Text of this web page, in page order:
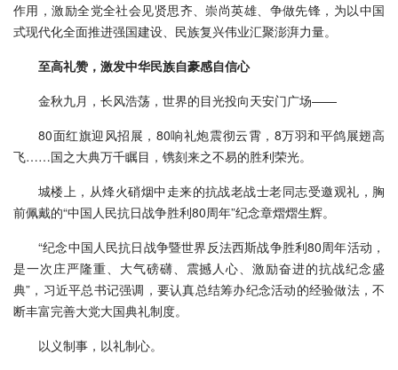
作用，激励全党全社会见贤思齐、崇尚英雄、争做先锋，为以中国
式现代化全面推进强国建设、民族复兴伟业汇聚澎湃力量。
至高礼赞，激发中华民族自豪感自信心
金秋九月，长风浩荡，世界的目光投向天安门广场——
80面红旗迎风招展，80响礼炮震彻云霄，8万羽和平鸽展翅高
飞……国之大典万千瞩目，镌刻来之不易的胜利荣光。
城楼上，从烽火硝烟中走来的抗战老战士老同志受邀观礼，胸
前佩戴的“中国人民抗日战争胜利80周年”纪念章熠熠生辉。
“纪念中国人民抗日战争暨世界反法西斯战争胜利80周年活动，
是一次庄严隆重、大气磅礴、震撼人心、激励奋进的抗战纪念盛
典”，习近平总书记强调，要认真总结筹办纪念活动的经验做法，不
断丰富完善大党大国典礼制度。
以义制事，以礼制心。